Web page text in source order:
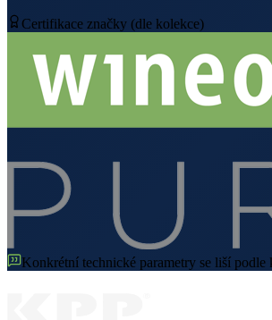
Certifikace značky (dle kolekce)
Konkrétní technické parametry se liší